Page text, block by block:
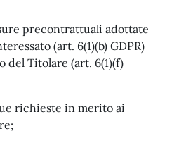
precontrattuali adottate
(art. 6(1)(b) GDPR)
del Titolare (art. 6(1)(f)
richieste in merito ai